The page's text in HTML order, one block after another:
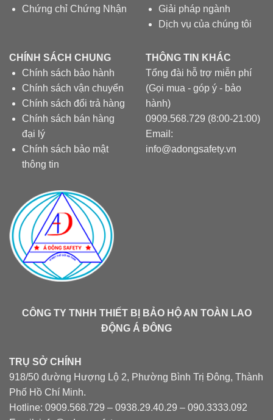
Chứng chỉ Chứng Nhận
Giải pháp ngành
Dịch vụ của chúng tôi
CHÍNH SÁCH CHUNG
Chính sách bảo hành
Chính sách vận chuyển
Chính sách đổi trả hàng
Chính sách bán hàng
đại lý
Chính sách bảo mật
thông tin
THÔNG TIN KHÁC
Tổng đài hỗ trợ miễn phí
(Gọi mua - góp ý - bảo
hành)
0909.568.729 (8:00-21:00)
Email:
info@adongsafety.vn
CÔNG TY TNHH THIẾT BỊ BẢO HỘ AN TOÀN LAO
ĐỘNG Á ĐÔNG
TRỤ SỞ CHÍNH
918/50 đường Hượng Lộ 2, Phường Bình Trị Đông, Thành
Phố Hồ Chí Minh.
Hotline: 0909.568.729 – 0938.29.40.29 – 090.3333.092